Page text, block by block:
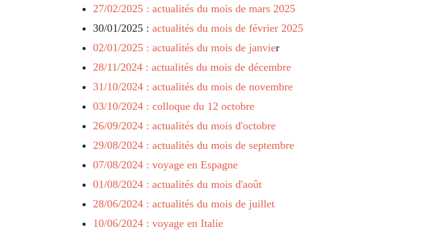
27/02/2025 : actualités du mois de mars 2025
30/01/2025 : actualités du mois de février 2025
02/01/2025 : actualités du mois de janvier
28/11/2024 : actualités du mois de décembre
31/10/2024 : actualités du mois de novembre
03/10/2024 : colloque du 12 octobre
26/09/2024 : actualités du mois d'octobre
29/08/2024 : actualités du mois de septembre
07/08/2024 : voyage en Espagne
01/08/2024 : actualités du mois d'août
28/06/2024 : actualités du mois de juillet
10/06/2024 : voyage en Italie